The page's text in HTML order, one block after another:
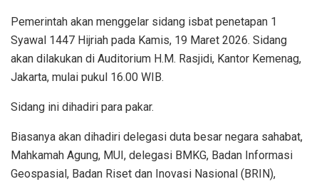
Pemerintah akan menggelar sidang isbat penetapan 1
Syawal 1447 Hijriah pada Kamis, 19 Maret 2026. Sidang
akan dilakukan di Auditorium H.M. Rasjidi, Kantor Kemenag,
Jakarta, mulai pukul 16.00 WIB.
Sidang ini dihadiri para pakar.
Biasanya akan dihadiri delegasi duta besar negara sahabat,
Mahkamah Agung, MUI, delegasi BMKG, Badan Informasi
Geospasial, Badan Riset dan Inovasi Nasional (BRIN),